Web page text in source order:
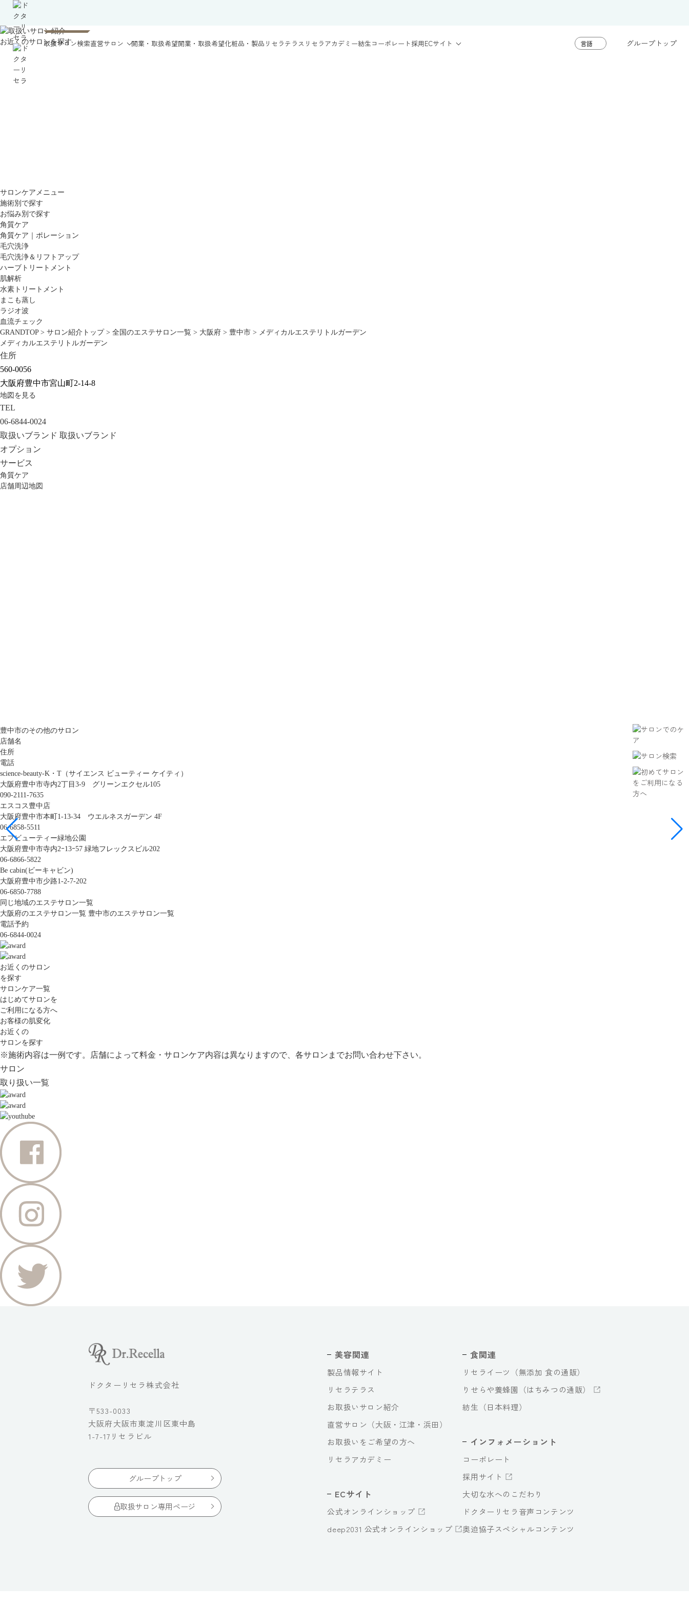
取扱サロン検索直営サロン 開業・取扱希望開業・取扱希望化粧品・製品 リセラテラス リセラアカデミー紡生コーポレート採用ECサイト グループトップ
お近くのサロンを探す
サロンケアメニュー
施術別で探す
お悩み別で探す
角質ケア
角質ケア｜ポレーション
毛穴洗浄
毛穴洗浄＆リフトアップ
ハーブトリートメント
肌解析
水素トリートメント
まこも蒸し
ラジオ波
血流チェック
GRANDTOP > サロン紹介トップ > 全国のエステサロン一覧 > 大阪府 > 豊中市 > メディカルエステリトルガーデン
メディカルエステリトルガーデン
住所
560-0056
大阪府豊中市宮山町2-14-8
地図を見る
TEL
06-6844-0024
取扱いブランド 取扱いブランド
オプション
サービス
角質ケア
店舗周辺地図
豊中市のその他のサロン
店舗名
住所
電話
science-beauty-K・T（サイエンス ビューティー ケイティ）
大阪府豊中市寺内2丁目3-9 グリーンエクセル105
090-2111-7635
エスコス豊中店
大阪府豊中市本町1-13-34 ウエルネスガーデン 4F
06-6858-5511
エフビューティー緑地公園
大阪府豊中市寺内2ｰ13ｰ57 緑地フレックスビル202
06-6866-5822
Be cabin(ビーキャビン)
大阪府豊中市少路1-2-7-202
06-6850-7788
同じ地域のエステサロン一覧
大阪府のエステサロン一覧 豊中市のエステサロン一覧
電話予約
06-6844-0024
お近くのサロン
を探す
サロンケア一覧
はじめてサロンを
ご利用になる方へ
お客様の肌変化
お近くの
サロンを探す
※施術内容は一例です。店舗によって料金・サロンケア内容は異なりますので、各サロンまでお問い合わせ下さい。
サロン
取り扱い一覧
ドクターリセラ株式会社
〒533-0033
大阪府大阪市東淀川区東中島
1-7-17リセラビル
グループトップ
取扱サロン専用ページ
美容関連
製品情報サイト
リセラテラス
お取扱いサロン紹介
直営サロン（大阪・江津・浜田）
お取扱いをご希望の方へ
リセラアカデミー
ECサイト
公式オンラインショップ
deep2031 公式オンラインショップ
食関連
リセライーツ（無添加 食の通販）
りせらや養蜂園（はちみつの通販）
紡生（日本料理）
インフォメーショント
コーポレート
採用サイト
大切な水へのこだわり
ドクターリセラ音声コンテンツ
奥迫協子スペシャルコンテンツ